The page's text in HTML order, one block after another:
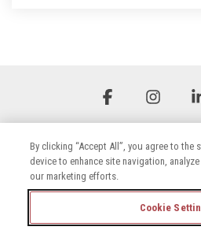
Facebook
By clicking “Accept All”, you agree to
device to enhance site navigation,
our marketing efforts.
Cookie